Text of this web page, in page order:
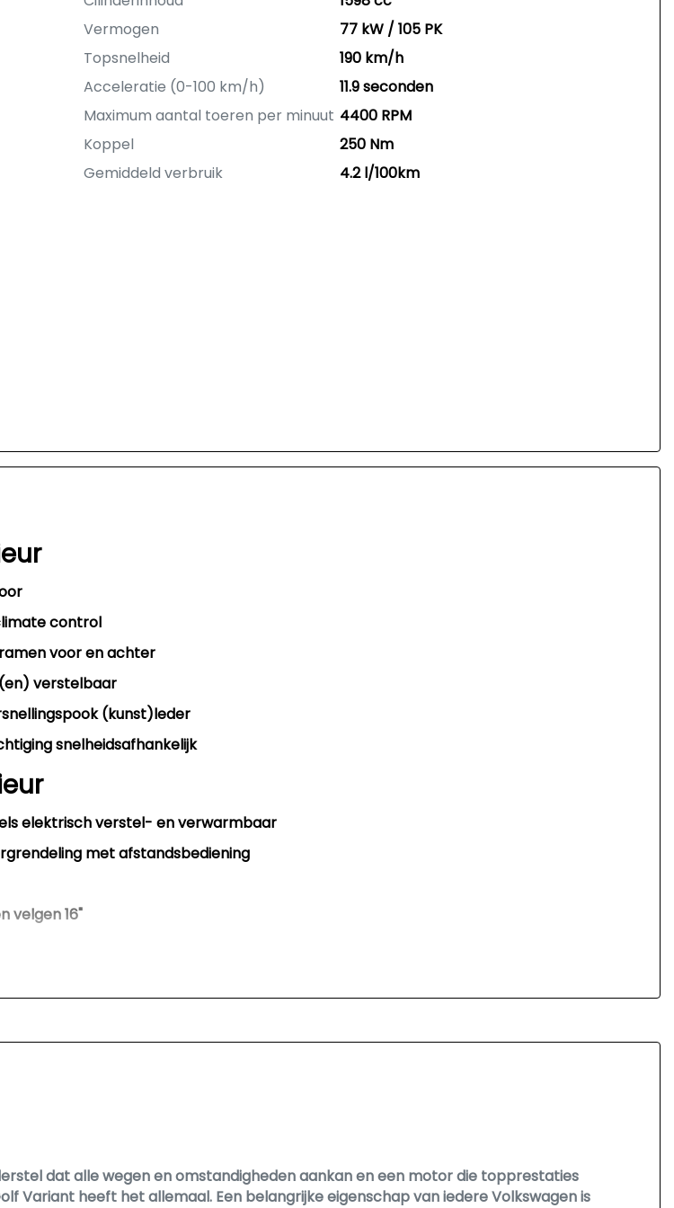
Vermogen
77 kW / 105 PK
Topsnelheid
190 km/h
Acceleratie (0-100 km/h)
11.9 seconden
Maximum aantal toeren per minuut 4400 RPM
Koppel
250 Nm
Gemiddeld verbruik
4.2 l/100km
control
voor en achter
verstelbaar
(kunst)leder
snelheidsafhankelijk
elektrisch verstel- en verwarmbaar
met afstandsbediening
velgen 16"
dat alle wegen en omstandigheden aankan en een motor die topprestaties
Variant heeft het allemaal. Een belangrijke eigenschap van iedere Volkswagen is